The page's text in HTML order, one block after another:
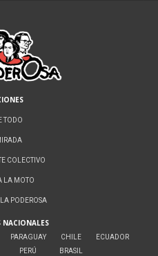
TODO
COLECTIVO
LA MOTO
PODEROSA
NACIONALES
PARAGUAY
PERÚ
CHILE
BRASIL
ECUADOR